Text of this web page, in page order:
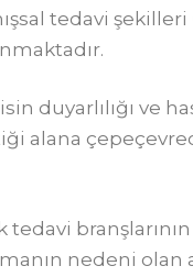
tedavi
duyarlılığı ve
alana
branşlarının
nedeni olan